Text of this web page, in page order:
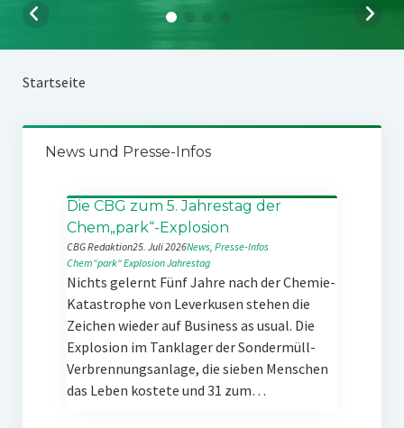
Startseite
News und Presse-Infos
Die CBG zum 5. Jahrestag der
Chem„park“-Explosion
CBG Redaktion25. Juli 2026News, Presse-Infos
Chem“park“ExplosionJahrestag
Nichts gelernt Fünf Jahre nach der Chemie-
Katastrophe von Leverkusen stehen die
Zeichen wieder auf Business as usual. Die
Explosion im Tanklager der Sondermüll-
Verbrennungsanlage, die sieben Menschen
das Leben kostete und 31 zum…